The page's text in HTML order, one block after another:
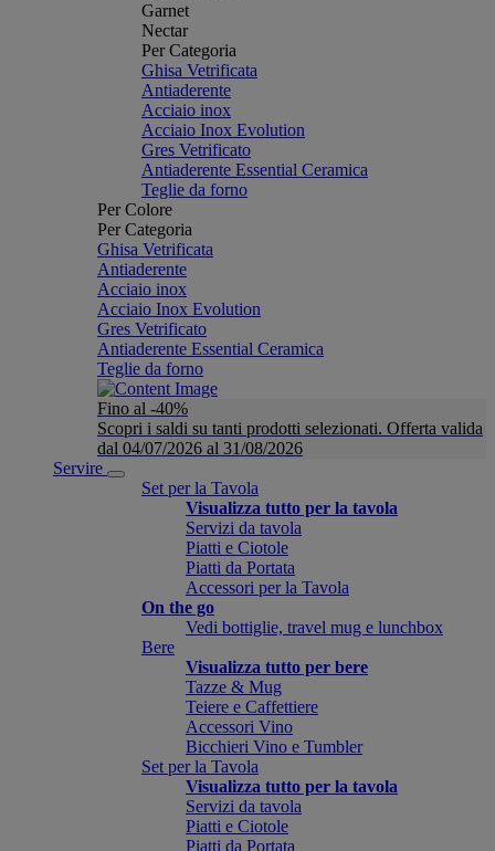
Garnet
Nectar
Per Categoria
Ghisa Vetrificata
Antiaderente
Acciaio inox
Acciaio Inox Evolution
Gres Vetrificato
Antiaderente Essential Ceramica
Teglie da forno
Per Colore
Per Categoria
Ghisa Vetrificata
Antiaderente
Acciaio inox
Acciaio Inox Evolution
Gres Vetrificato
Antiaderente Essential Ceramica
Teglie da forno
Fino al -40%
Scopri i saldi su tanti prodotti selezionati. Offerta valida
dal 04/07/2026 al 31/08/2026
Servire
Set per la Tavola
Visualizza tutto per la tavola
Servizi da tavola
Piatti e Ciotole
Piatti da Portata
Accessori per la Tavola
On the go
Vedi bottiglie, travel mug e lunchbox
Bere
Visualizza tutto per bere
Tazze & Mug
Teiere e Caffettiere
Accessori Vino
Bicchieri Vino e Tumbler
Set per la Tavola
Visualizza tutto per la tavola
Servizi da tavola
Piatti e Ciotole
Piatti da Portata